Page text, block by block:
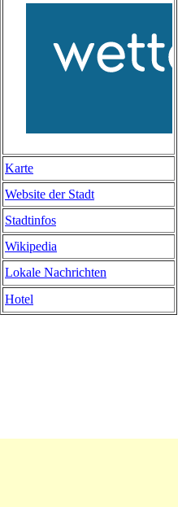
Karte
Website der Stadt
Stadtinfos
Wikipedia
Lokale Nachrichten
Hotel